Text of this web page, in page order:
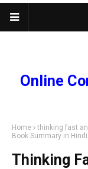
Home thinking fast
Book Summary in
Thinking